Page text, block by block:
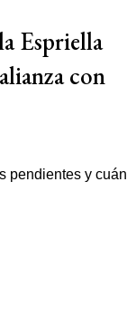
Espriella
con